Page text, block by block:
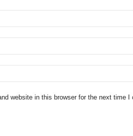
website in this browser for the next time I